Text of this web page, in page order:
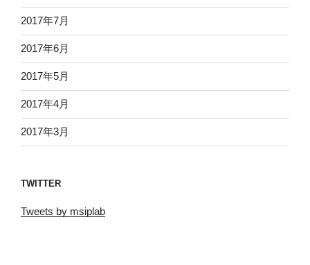
2017年7月
2017年6月
2017年5月
2017年4月
2017年3月
TWITTER
Tweets by msiplab